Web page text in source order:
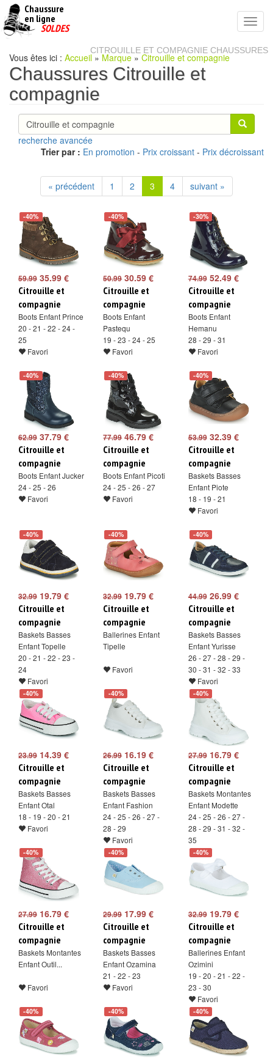
Chaussure
en ligne
pas
SOLDES
CITROUILLE ET COMPAGNIE CHAUSSURES
Vous êtes ici : Accueil » Marque » Citrouille et compagnie
Chaussures Citrouille et
compagnie
recherche avancée
Trier par : En promotion - Prix croissant - Prix décroissant
« précédent 1 2 3 4 suivant »
-40%
59.99 35.99 €
Citrouille et
compagnie
Boots Enfant Prince
20 - 21 - 22 - 24 -
25
Favori
-40%
50.9930.59 €
Citrouille et
compagnie
Boots Enfant
Pastequ
19 - 23 - 24 - 25
Favori
-30%
74.9952.49 €
Citrouille et
compagnie
Boots Enfant
Hemanu
28 - 29 - 31
Favori
-40%
62.99 37.79 €
Citrouille et
compagnie
Boots Enfant Jucker
24 - 25 - 26
Favori
-40%
77.9946.79 €
Citrouille et
compagnie
Boots Enfant Picoti
24 - 25 - 26 - 27
Favori
-40%
53.9932.39 €
Citrouille et
compagnie
Baskets Basses
Enfant Piote
18 - 19 - 21
Favori
-40%
32.99 19.79 €
Citrouille et
compagnie
Baskets Basses
Enfant Topelle
20 - 21 - 22 - 23 -
24
Favori
-40%
32.9919.79 €
Citrouille et
compagnie
Ballerines Enfant
Tipelle
Favori
-40%
44.9926.99 €
Citrouille et
compagnie
Baskets Basses
Enfant Yurisse
26 - 27 - 28 - 29 -
30 - 31 - 32 - 33
Favori
-40%
23.99 14.39 €
Citrouille et
compagnie
Baskets Basses
Enfant Otal
18 - 19 - 20 - 21
Favori
-40%
26.9916.19 €
Citrouille et
compagnie
Baskets Basses
Enfant Fashion
24 - 25 - 26 - 27 -
28 - 29
Favori
-40%
27.9916.79 €
Citrouille et
compagnie
Baskets Montantes
Enfant Modette
24 - 25 - 26 - 27 -
28 - 29 - 31 - 32 -
35
Favori
-40%
27.99 16.79 €
Citrouille et
compagnie
Baskets Montantes
Enfant Outil...
Favori
-40%
29.9917.99 €
Citrouille et
compagnie
Baskets Basses
Enfant Ozamina
21 - 22 - 23
Favori
-40%
32.9919.79 €
Citrouille et
compagnie
Ballerines Enfant
Ozimini
19 - 20 - 21 - 22 -
23 - 30
Favori
-40% -40% -40%